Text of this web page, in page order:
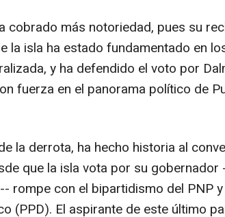
cobrado más notoriedad, pues su
la isla ha estado fundamentado en
y ha defendido el voto por
fuerza en el panorama político de
la derrota, ha hecho historia al
que la isla vota por su gobernador
rompe con el bipartidismo del PNP
(PPD). El aspirante de este último